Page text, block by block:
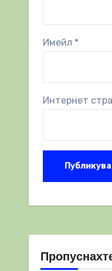
Имейл *
Интернет